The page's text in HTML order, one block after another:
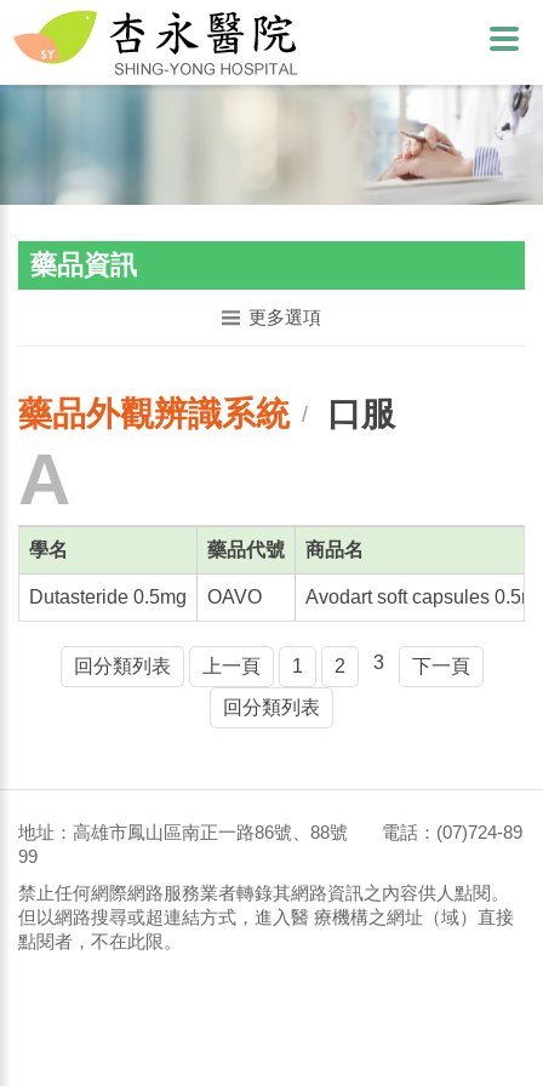
藥品資訊
更多選項
藥品外觀辨識系統/ 口服
A
學名 藥品代號 商品名
Dutasteride 0.5mg OAVO Avodart soft capsules
回分類列表 上一頁 1 2 3
下一頁
回分類列表
地址：高雄市鳳山區南正一路86號、88號 電話：(07)724-89
99
禁止任何網際網路服務業者轉錄其網路資訊之內容供人點閱。
但以網路搜尋或超連結方式，進入醫 療機構之網址（域）直接
點閱者，不在此限。